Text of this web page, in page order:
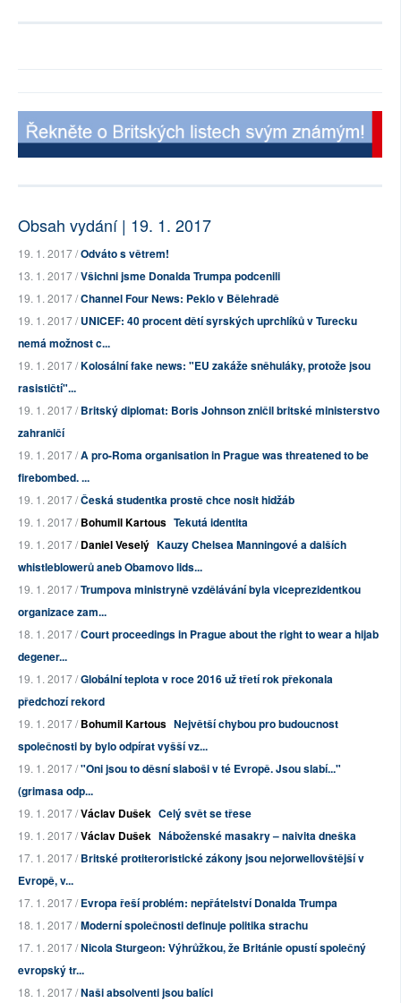
Obsah vydání | 19. 1. 2017
19. 1. 2017 /Odváto s větrem!
13. 1. 2017 /Všichni jsme Donalda Trumpa podcenili
19. 1. 2017 /Channel Four News: Peklo v Bělehradě
19. 1. 2017 /UNICEF: 40 procent dětí syrských uprchlíků v Turecku
nemá možnost c...
19. 1. 2017 /Kolosální fake news: "EU zakáže sněhuláky, protože jsou
rasističtí"...
19. 1. 2017 /Britský diplomat: Boris Johnson zničil britské ministerstvo
zahraničí
19. 1. 2017 /A pro-Roma organisation in Prague was threatened to be
firebombed. ...
19. 1. 2017 /Česká studentka prostě chce nosit hidžáb
19. 1. 2017 /Bohumil Kartous Tekutá identita
19. 1. 2017 /Daniel Veselý Kauzy Chelsea Manningové a dalších
whistleblowerů aneb Obamovo lids...
19. 1. 2017 /Trumpova ministryně vzdělávání byla viceprezidentkou
organizace zam...
18. 1. 2017 /Court proceedings in Prague about the right to wear a hijab
degener...
19. 1. 2017 /Globální teplota v roce 2016 už třetí rok překonala
předchozí rekord
19. 1. 2017 /Bohumil Kartous Největší chybou pro budoucnost
společnosti by bylo odpírat vyšší vz...
19. 1. 2017 /"Oni jsou to děsní slaboši v té Evropě. Jsou slabí..."
(grimasa odp...
19. 1. 2017 /Václav Dušek Celý svět se třese
19. 1. 2017 /Václav Dušek Náboženské masakry – naivita dneška
17. 1. 2017 /Britské protiteroristické zákony jsou nejorwellovštější v
Evropě, v...
17. 1. 2017 /Evropa řeší problém: nepřátelství Donalda Trumpa
18. 1. 2017 /Moderní společnosti definuje politika strachu
17. 1. 2017 /Nicola Sturgeon: Výhrůžkou, že Británie opustí společný
evropský tr...
18. 1. 2017 /Naši absolventi jsou balíci